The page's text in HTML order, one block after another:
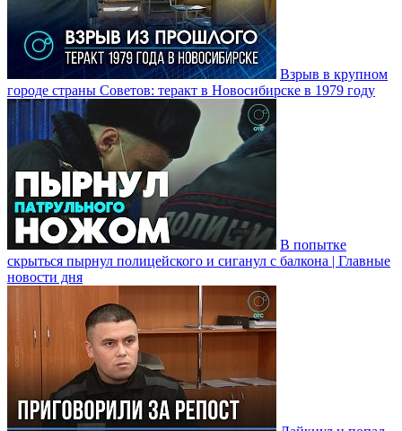
Взрыв в крупном
городе страны Советов: теракт в Новосибирске в 1979 году
В попытке
скрыться пырнул полицейского и сиганул с балкона | Главные
новости дня